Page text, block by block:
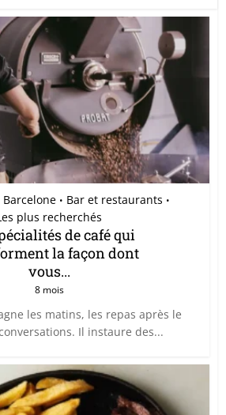
• Bar et restaurants •
plus recherchés
de café qui
la façon dont
vous...
8 mois
les matins, les repas après le
Il instaure des...